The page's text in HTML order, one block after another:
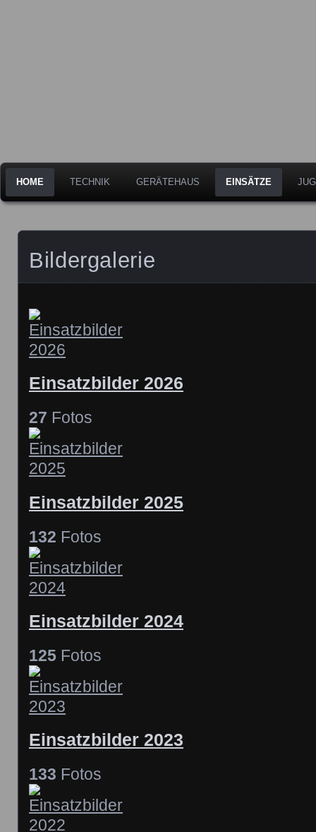
HOME TECHNIK GERÄTEHAUS EINSÄTZE
Bildergalerie
Einsatzbilder 2026
27 Fotos
Einsatzbilder 2025
132 Fotos
Einsatzbilder 2024
125 Fotos
Einsatzbilder 2023
133 Fotos